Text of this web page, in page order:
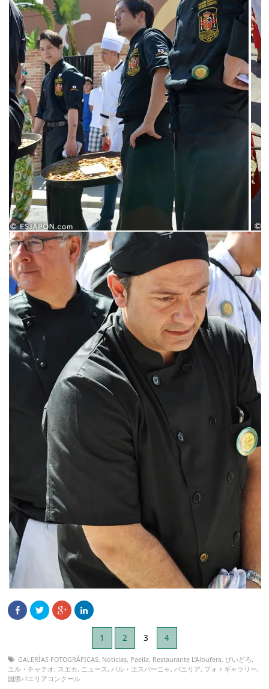
1 2 3 4
GALERÍAS FOTOGRÁFICAS, Noticias, Paella, Restaurante L’Albufera, びいどろ,
エル・チャテオ, スエカ , ニュース , バル・エスパーニャ , パエリア, フォトギャラリー,
国際パエリアコンクール